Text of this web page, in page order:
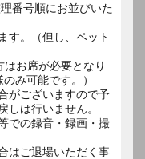
番号順にお並びいた
す。（但し、ペット
お席が必要となり
み可能です。）
がございますので予
しは行いません。
での録音・録画・撮
はご退場いただく事